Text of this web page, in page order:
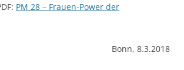
PM 28 – Frauen-Power der
Bonn, 8.3.2018